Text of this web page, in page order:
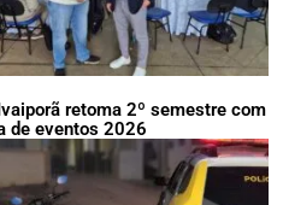
retoma 2º semestre com
de eventos 2026